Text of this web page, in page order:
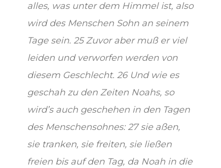
alles, was unter dem Himmel ist, also
wird des Menschen Sohn an seinem
Tage sein. 25 Zuvor aber muß er viel
leiden und verworfen werden von
diesem Geschlecht. 26 Und wie es
geschah zu den Zeiten Noahs, so
wird’s auch geschehen in den Tagen
des Menschensohnes: 27 sie aßen,
sie tranken, sie freiten, sie ließen
freien bis auf den Tag, da Noah in die